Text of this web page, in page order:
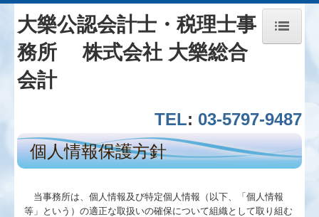
ホーム
サービス一覧
お問い合わせ
大樂公認会計士・税理士事
務所 株式会社 大樂総合
会計
TEL: 03-5797-9487
個人情報保護方針
当事務所は、個人情報及び特定個人情報（以下、「個人情報
等」という）の適正な取扱いの確保について組織として取り組む